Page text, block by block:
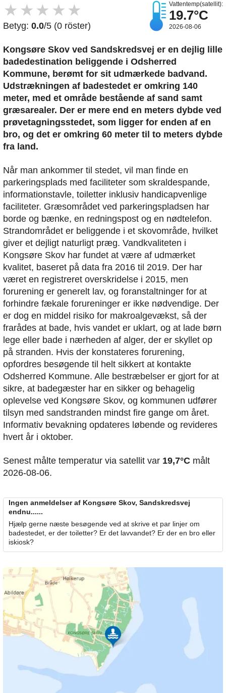
★ ★ ★ ★ ★
Betyg: 0.0/5 (0 röster)
Vattentemp(satellit):
19.7°C
2026-08-06
Kongsøre Skov ved Sandskredsvej er en dejlig lille
badedestination beliggende i Odsherred
Kommune, berømt for sit udmærkede badvand.
Udstrækningen af badestedet er omkring 140
meter, med et område bestående af sand samt
græsarealer. Der er mere end en meters dybde ved
prøvetagningsstedet, som ligger for enden af en
bro, og det er omkring 60 meter til to meters dybde
fra land.
Når man ankommer til stedet, vil man finde en
parkeringsplads med faciliteter som skraldespande,
informationstavle, toiletter inklusiv handicapvenlige
faciliteter. Græsområdet ved parkeringspladsen har
borde og bænke, en redningspost og en nødtelefon.
Strandområdet er beliggende i et skovområde, hvilket
giver et dejligt naturligt præg. Vandkvaliteten i
Kongsøre Skov har fundet at være af udmærket
kvalitet, baseret på data fra 2016 til 2019. Der har
været en registreret overskridelse i 2015, men
forurening er generelt lav, og foranstaltninger for at
forhindre fækale forureninger er ikke nødvendige. Der
er dog en middel risiko for makroalgevækst, så der
frarådes at bade, hvis vandet er uklart, og at lade børn
lege eller bade i nærheden af alger, der er skyllet op
på stranden. Hvis der konstateres forurening,
opfordres besøgende til helt sikkert at kontakte
Odsherred Kommune. Alle bestræbelser er gjort for at
sikre, at badegæster har en sikker og behagelig
oplevelse ved Kongsøre Skov, og kommunen udfører
tilsyn med sandstranden mindst fire gange om året.
Informativ bevakning opdateres løbende og revideres
hvert år i oktober.
Senest målte temperatur via satellit var 19,7°C målt
2026-08-06.
Ingen anmeldelser af Kongsøre Skov, Sandskredsvej
endnu......
Hjælp gerne næste besøgende ved at skrive et par linjer om
badestedet, er der toiletter? Er det lavvandet? Er der en bro eller
iskiosk?